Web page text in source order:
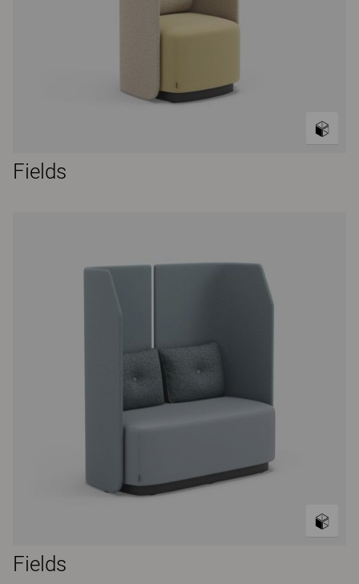
Fields
Fields